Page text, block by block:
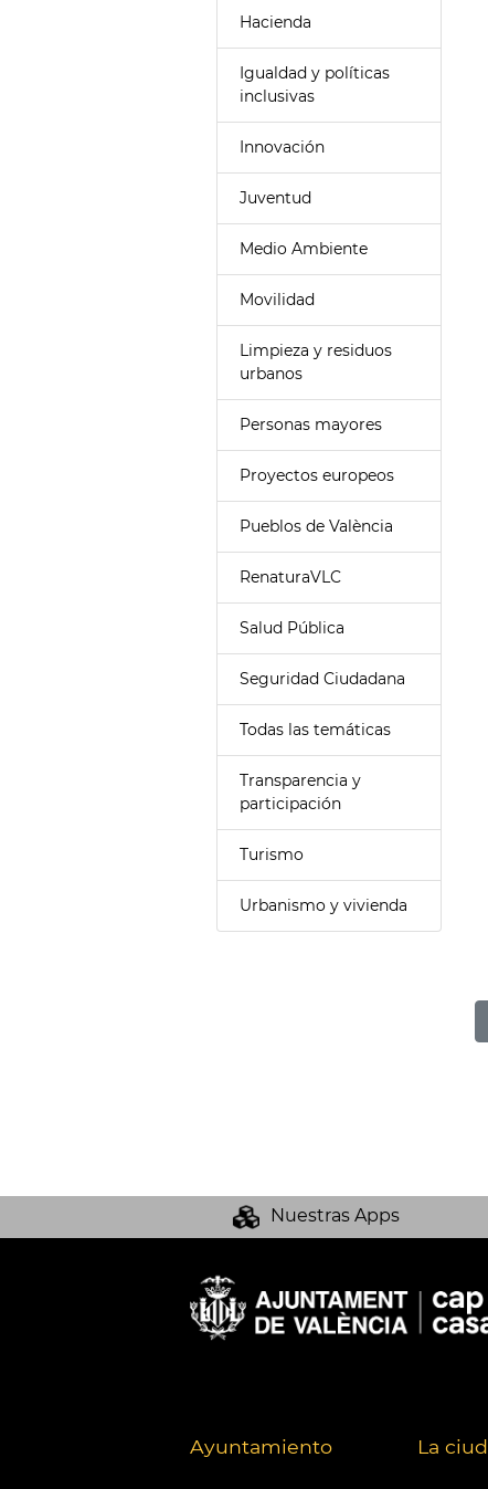
Hacienda
Igualdad y políticas
inclusivas
Innovación
Juventud
Medio Ambiente
Movilidad
Limpieza y residuos
urbanos
Personas mayores
Proyectos europeos
Pueblos de València
RenaturaVLC
Salud Pública
Seguridad Ciudadana
Todas las temáticas
Transparencia y
participación
Turismo
Urbanismo y vivienda
Nuestras Apps
Ayuntamiento La